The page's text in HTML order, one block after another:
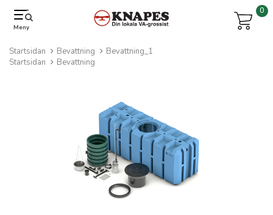
Meny
0
Startsidan Bevattning
Bevattning_1
Startsidan
Bevattning